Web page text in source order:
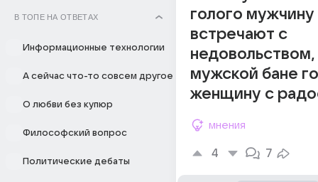
В ТОПЕ НА ОТВЕТАХ
Информационные технологии
А сейчас что-то совсем другое
О любви без купюр
Философский вопрос
Политические дебаты
голого мужчину
встречают с
недовольством,
мужской бане
женщину с
мнения
4 7